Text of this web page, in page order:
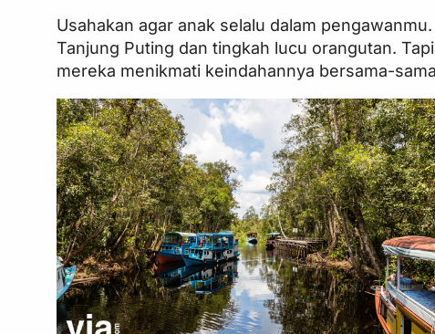
Usahakan agar anak selalu dalam
Tanjung Puting dan tingkah lucu orangutan.
mereka menikmati keindahannya bersama-